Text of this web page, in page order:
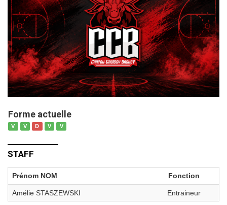
Forme actuelle
V V D V V
STAFF
Prénom NOM Fonction
Amélie STASZEWSKI Entraineur